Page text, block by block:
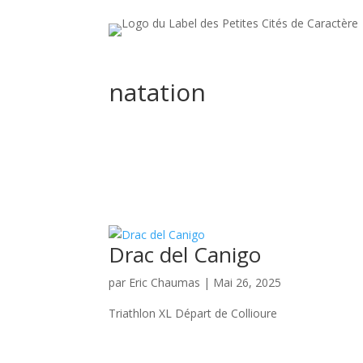
natation
Drac del Canigo
par Eric Chaumas | Mai 26, 2025
Triathlon XL Départ de Collioure